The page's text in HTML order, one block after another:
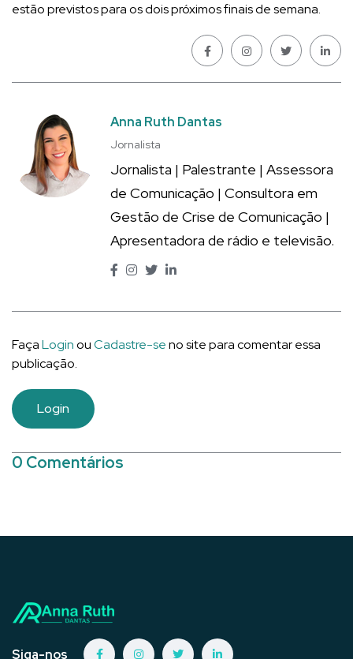
estão previstos para os dois próximos finais de semana.
Anna Ruth Dantas
Jornalista
Jornalista | Palestrante | Assessora
de Comunicação | Consultora em
Gestão de Crise de Comunicação |
Apresentadora de rádio e televisão.
FaçaLoginouCadastre-seno site para comentar essa
publicação.
Login
0 Comentários
Siga-nos